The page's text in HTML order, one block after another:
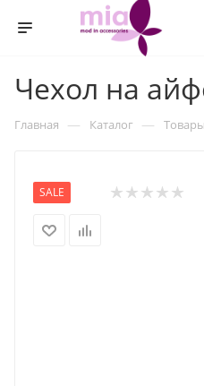
Чехол на
Главная — Каталог —
SALE